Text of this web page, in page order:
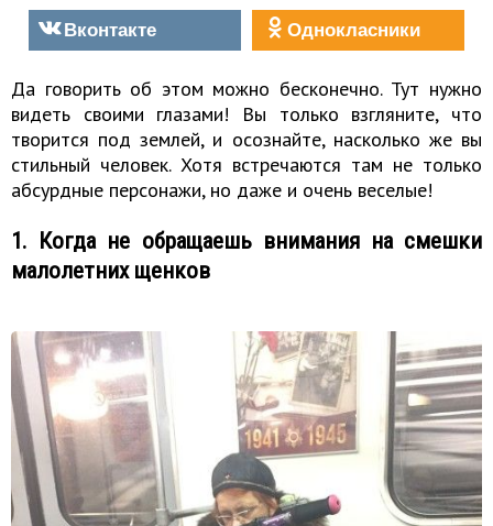
Вконтакте
Однокласники
Да говорить об этом можно бесконечно. Тут нужно
видеть своими глазами! Вы только взгляните, что
творится под землей, и осознайте, насколько же вы
стильный человек. Хотя встречаются там не только
абсурдные персонажи, но даже и очень веселые!
1. Когда не обращаешь внимания на смешки
малолетних щенков